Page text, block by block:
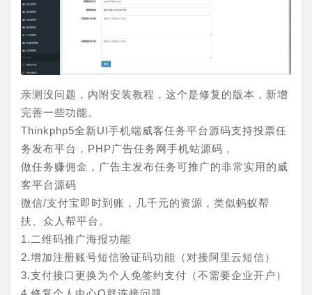
亲测没问题，内附安装教程，这个是修复的版本，新增
完善一些功能。
Thinkphp5全新UI手机端威客任务平台源码支持投票任
务发布平台，PHP广告任务网手机站源码，
做任务赚佣金，广告主发布任务可推广的非常实用的威
客平台源码
微信/支付宝即时到账，几千元的资源，类似蚂蚁帮
扶、众人帮平台。
1.二维码推广海报功能
2.增加注册账号短信验证码功能（对接阿里云短信）
3.支付接口更换为个人免签约支付（不需要企业开户）